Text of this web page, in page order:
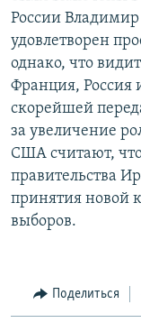
СОЦИАЛЬНЫЕ СЕТИ
Все сайты
России
удовлетворен
однако, что
Франция, Россия
скорейшей
за увеличение
США считают,
правительства
принятия новой
выборов.
Поделиться